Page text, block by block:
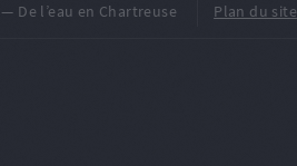
2026 — De l’eau en Chartreuse Plan du site